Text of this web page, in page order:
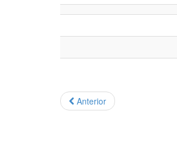
Anterior